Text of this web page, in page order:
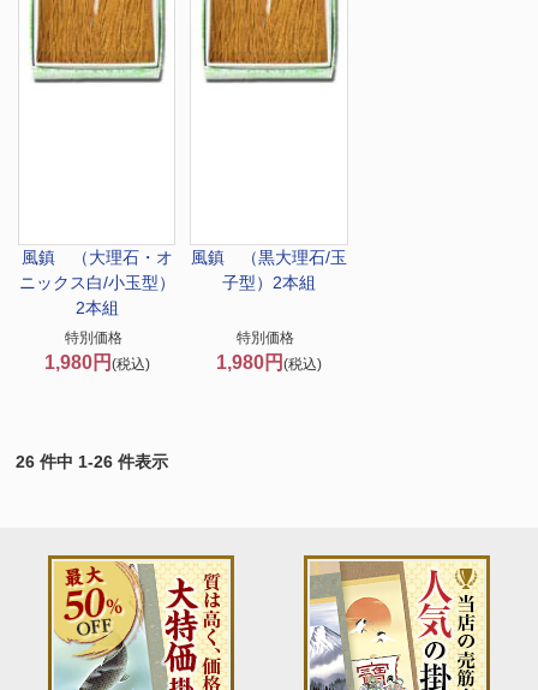
風鎮 （大理石・オ
ニックス白/小玉型）
2本組
特別価格
1,980円 (税込)
風鎮 （黒大理石/玉
子型）2本組
特別価格
1,980円 (税込)
26 件中 1-26 件表示